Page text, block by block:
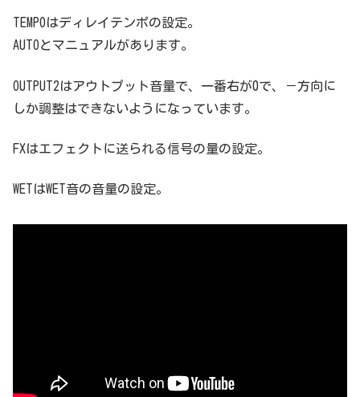
TEMPOはディレイテンポの設定。
AUTOとマニュアルがあります。
OUTPUT2はアウトプット音量で、一番右が0で、－方向に
しか調整はできないようになっています。
FXはエフェクトに送られる信号の量の設定。
WETはWET音の音量の設定。